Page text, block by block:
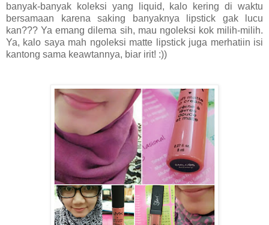
banyak-banyak koleksi yang liquid, kalo kering di waktu
bersamaan karena saking banyaknya lipstick gak lucu
kan??? Ya emang dilema sih, mau ngoleksi kok milih-milih.
Ya, kalo saya mah ngoleksi matte lipstick juga merhatiin isi
kantong sama keawtannya, biar irit! :))